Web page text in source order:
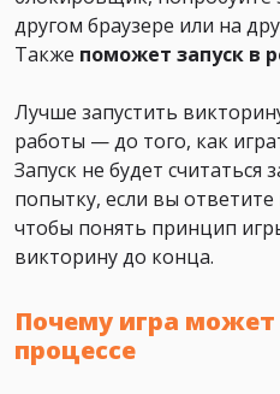
другом браузере или на
Также поможет запуск в
Лучше запустить
работы — до того, как
Запуск не будет считаться
попытку, если вы
чтобы понять принцип
викторину до конца.
Почему игра может
процессе